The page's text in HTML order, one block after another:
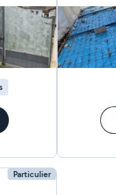
Particulier